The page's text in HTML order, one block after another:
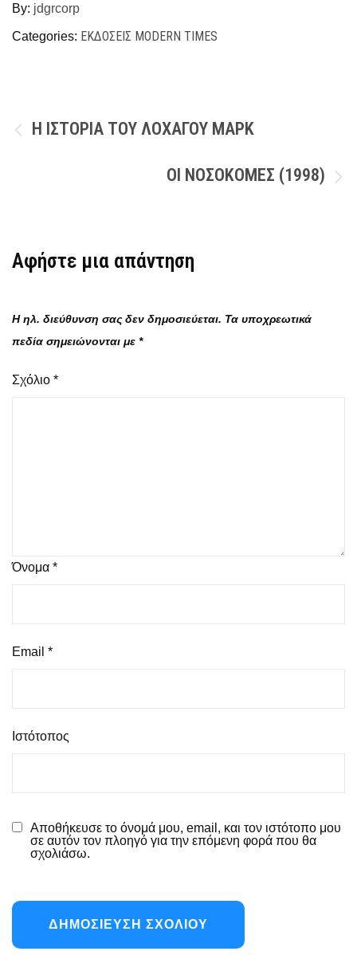
By: jdgrcorp
Categories: ΕΚΔΌΣΕΙΣ MODERN TIMES
Πλοήγηση
Η ΙΣΤΟΡΙΑ ΤΟΥ ΛΟΧΑΓΟΥ ΜΑΡΚ
ΟΙ ΝΟΣΟΚΟΜΕΣ (1998)
Αφήστε μια απάντηση
Η ηλ. διεύθυνση σας δεν δημοσιεύεται. Τα υποχρεωτικά
πεδία σημειώνονται με *
Σχόλιο *
Όνομα *
Email *
Ιστότοπος
Αποθήκευσε το όνομά μου, email, και τον ιστότοπο μου
σε αυτόν τον πλοηγό για την επόμενη φορά που θα
σχολιάσω.